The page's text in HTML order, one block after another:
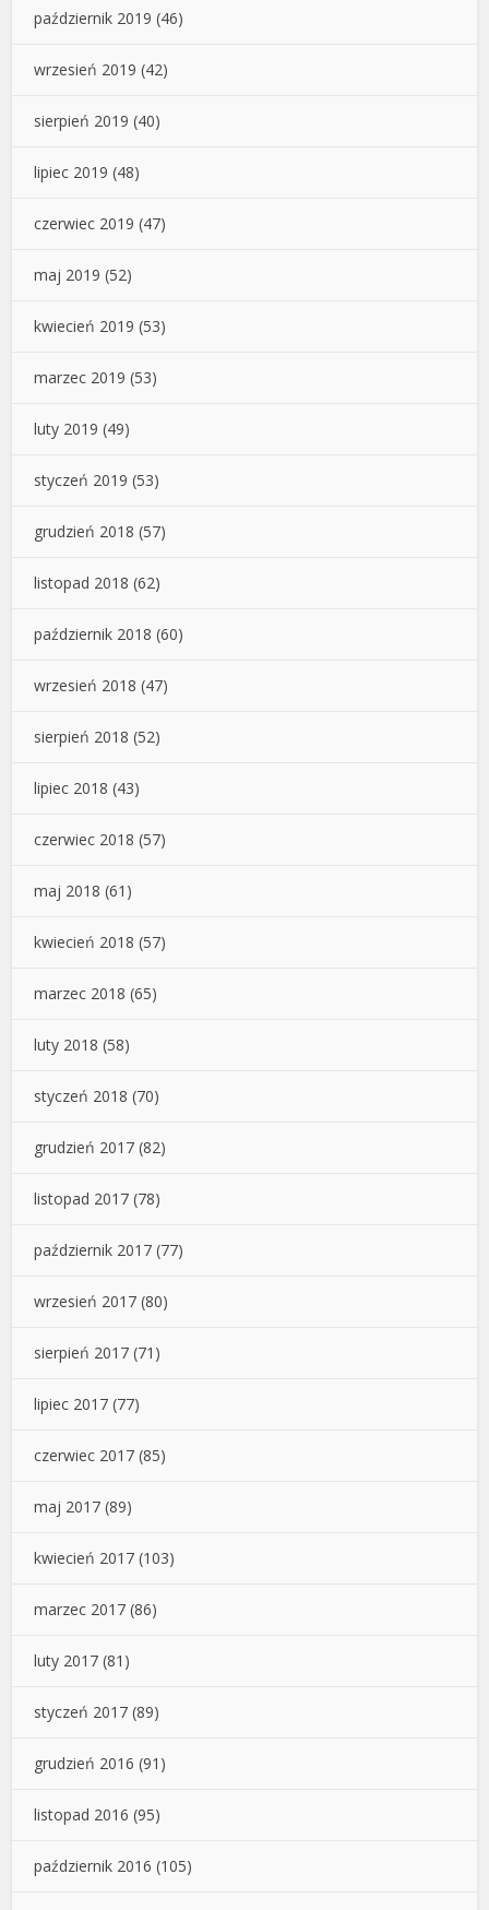
październik 2019 (46)
wrzesień 2019 (42)
sierpień 2019 (40)
lipiec 2019 (48)
czerwiec 2019 (47)
maj 2019 (52)
kwiecień 2019 (53)
marzec 2019 (53)
luty 2019 (49)
styczeń 2019 (53)
grudzień 2018 (57)
listopad 2018 (62)
październik 2018 (60)
wrzesień 2018 (47)
sierpień 2018 (52)
lipiec 2018 (43)
czerwiec 2018 (57)
maj 2018 (61)
kwiecień 2018 (57)
marzec 2018 (65)
luty 2018 (58)
styczeń 2018 (70)
grudzień 2017 (82)
listopad 2017 (78)
październik 2017 (77)
wrzesień 2017 (80)
sierpień 2017 (71)
lipiec 2017 (77)
czerwiec 2017 (85)
maj 2017 (89)
kwiecień 2017 (103)
marzec 2017 (86)
luty 2017 (81)
styczeń 2017 (89)
grudzień 2016 (91)
listopad 2016 (95)
październik 2016 (105)